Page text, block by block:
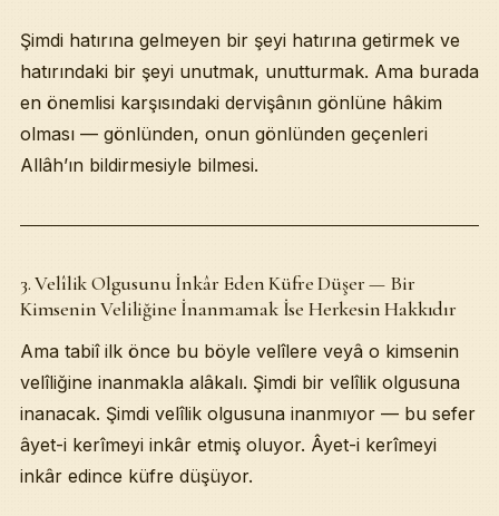
Şimdi hatırına gelmeyen bir şeyi hatırına getirmek ve
hatırındaki bir şeyi unutmak, unutturmak. Ama burada
en önemlisi karşısındaki dervişânın gönlüne hâkim
olması — gönlünden, onun gönlünden geçenleri
Allâh’ın bildirmesiyle bilmesi.
3. Velîlik Olgusunu İnkâr Eden Küfre Düşer — Bir
Kimsenin Veliliğine İnanmamak İse Herkesin Hakkıdır
Ama tabiî ilk önce bu böyle velîlere veyâ o kimsenin
velîliğine inanmakla alâkalı. Şimdi bir velîlik olgusuna
inanacak. Şimdi velîlik olgusuna inanmıyor — bu sefer
âyet-i kerîmeyi inkâr etmiş oluyor. Âyet-i kerîmeyi
inkâr edince küfre düşüyor.